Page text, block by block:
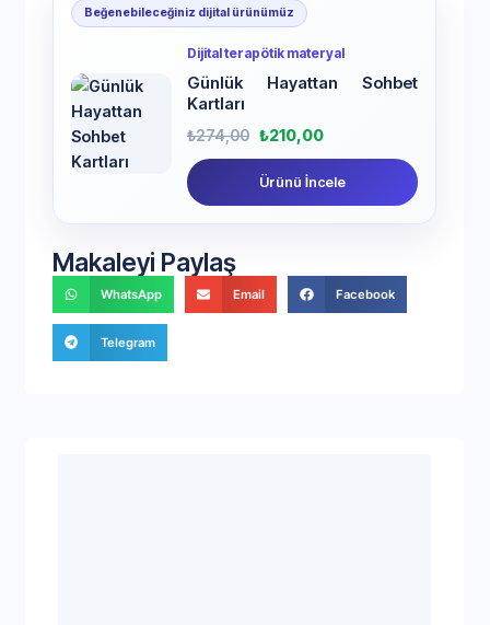
Beğenebileceğiniz dijital ürünümüz
Dijital terapötik materyal
Günlük Hayattan Sohbet
Kartları
₺274,00 ₺210,00
Ürünü İncele
Makaleyi Paylaş
WhatsApp Email Facebook
Telegram